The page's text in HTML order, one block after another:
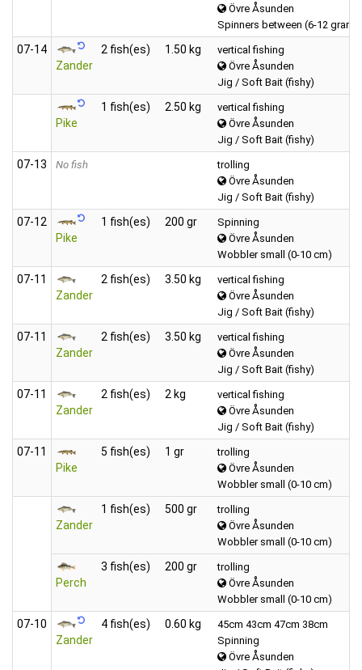
Övre Åsunden
Spinners between (6-12
07‑14
Zander
2 fish(es) 1.50 kg
vertical fishing
Övre Åsunden
Jig / Soft Bait (fishy)
Pike
1 fish(es) 2.50 kg
vertical fishing
Övre Åsunden
Jig / Soft Bait (fishy)
07‑13 No fish
trolling
Övre Åsunden
Jig / Soft Bait (fishy)
07‑12
Pike
1 fish(es) 200 gr
Spinning
Övre Åsunden
Wobbler small (0-10 cm)
07‑11
Zander
2 fish(es) 3.50 kg
vertical fishing
Övre Åsunden
Jig / Soft Bait (fishy)
07‑11
Zander
2 fish(es) 3.50 kg
vertical fishing
Övre Åsunden
Jig / Soft Bait (fishy)
07‑11
Zander
2 fish(es) 2 kg
vertical fishing
Övre Åsunden
Jig / Soft Bait (fishy)
07‑11
Pike
5 fish(es) 1 gr
trolling
Övre Åsunden
Wobbler small (0-10 cm)
Zander
1 fish(es) 500 gr
trolling
Övre Åsunden
Wobbler small (0-10 cm)
Perch
3 fish(es) 200 gr
trolling
Övre Åsunden
Wobbler small (0-10 cm)
07‑10
Zander
4 fish(es) 0.60 kg
45cm 43cm 47cm 38cm
Spinning
Övre Åsunden